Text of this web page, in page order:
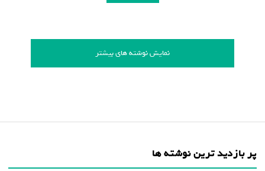
نمایش نوشته های بیشتر
پر بازدید ترین نوشته ها